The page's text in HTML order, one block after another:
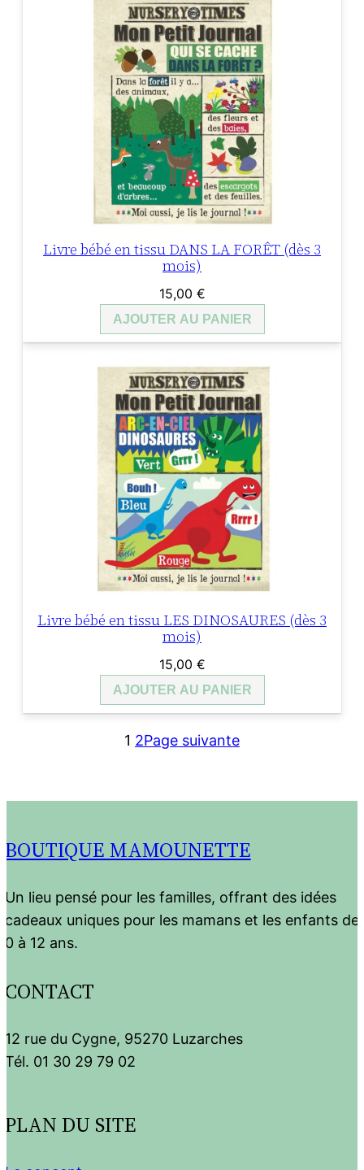
13,90 €.11,12 €.
Livre bébé en tissu DANS LA FORÊT (dès 3
mois)
15,00 €
AJOUTER AU PANIER
Livre bébé en tissu LES DINOSAURES (dès 3
mois)
15,00 €
AJOUTER AU PANIER
1 2Page suivante
BOUTIQUE MAMOUNETTE
Un lieu pensé pour les familles, offrant des idées
cadeaux uniques pour les mamans et les enfants de
0 à 12 ans.
CONTACT
12 rue du Cygne, 95270 Luzarches
Tél. 01 30 29 79 02
PLAN DU SITE